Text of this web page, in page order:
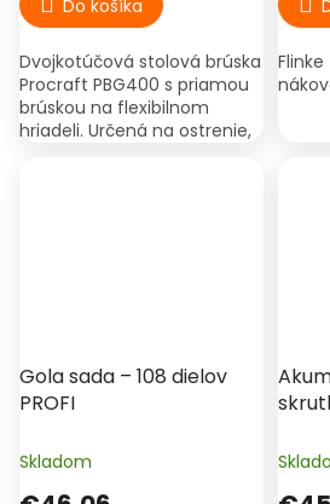
Do košíka
Dvojkotúčová stolová brúska
Procraft PBG400 s priamou
brúskou na flexibilnom
hriadeli. Určená na ostrenie,
Gola sada – 108 dielov
PROFI
Skladom